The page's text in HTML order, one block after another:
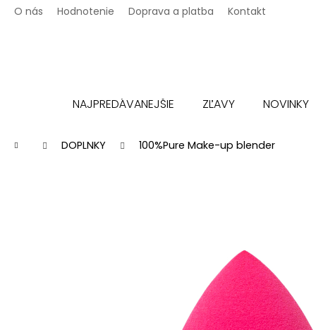
Prejsť
O nás Hodnotenie Doprava a platba Kontakt
NAJPREDÁVANEJŠIE ZĽAVY NOVINKY
DomovDOPLNKY 100%Pure Make-up blender